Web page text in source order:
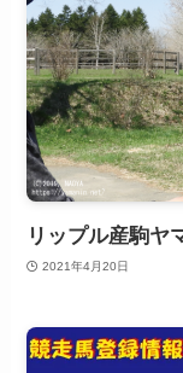
リップル産駒ヤ
2021年4月20日